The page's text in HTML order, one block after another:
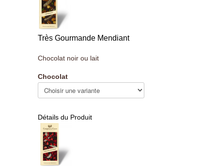
Très Gourmande Mendiant
Chocolat noir ou lait
Chocolat
Détails du Produit